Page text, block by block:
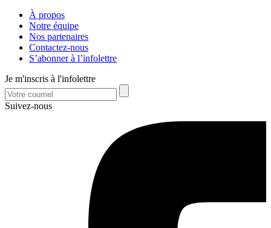
À propos
Notre équipe
Nos partenaires
Contactez-nous
S’abonner à l’infolettre
Je m'inscris à l'infolettre
Suivez-nous